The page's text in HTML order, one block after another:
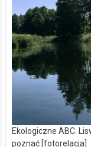
Ekologiczne ABC.
poznać [fotorelacja]